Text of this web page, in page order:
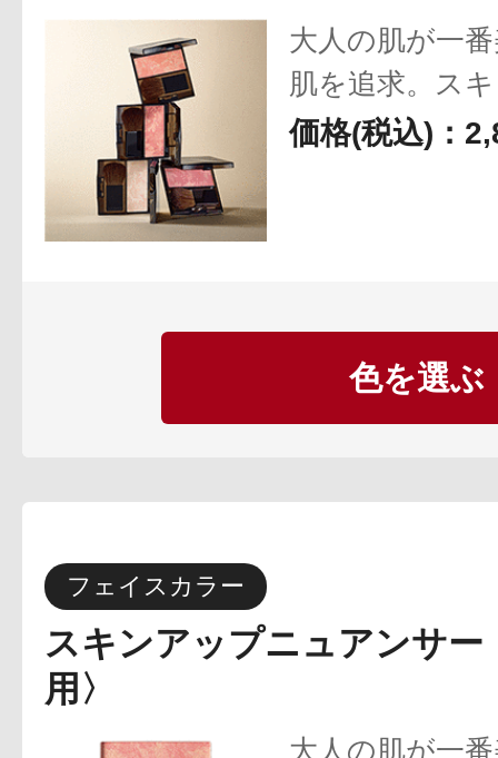
スキンケア
ファッション
大人の肌が一
肌を追求。ス
マーブル仕様
価格(税込)：
色を選ぶ
フェイスカラー
スキンアップニュアンサー
用〉
大人の肌が一